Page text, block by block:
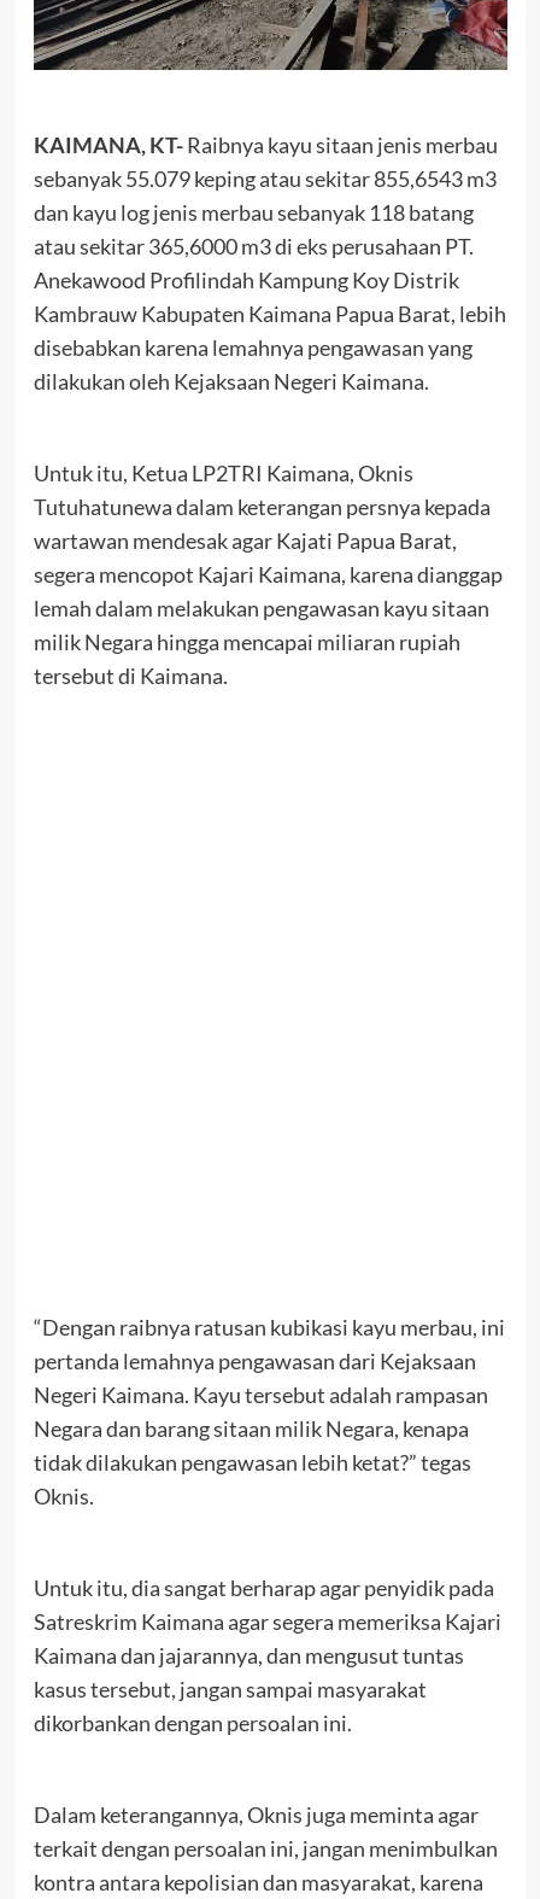
KAIMANA, KT-Raibnya kayu sitaan jenis merbau
sebanyak 55.079 keping atau sekitar 855,6543 m3
dan kayu log jenis merbau sebanyak 118 batang
atau sekitar 365,6000 m3 di eks perusahaan PT.
Anekawood Profilindah Kampung Koy Distrik
Kambrauw Kabupaten Kaimana Papua Barat, lebih
disebabkan karena lemahnya pengawasan yang
dilakukan oleh Kejaksaan Negeri Kaimana.
Untuk itu, Ketua LP2TRI Kaimana, Oknis
Tutuhatunewa dalam keterangan persnya kepada
wartawan mendesak agar Kajati Papua Barat,
segera mencopot Kajari Kaimana, karena dianggap
lemah dalam melakukan pengawasan kayu sitaan
milik Negara hingga mencapai miliaran rupiah
tersebut di Kaimana.
“Dengan raibnya ratusan kubikasi kayu merbau, ini
pertanda lemahnya pengawasan dari Kejaksaan
Negeri Kaimana. Kayu tersebut adalah rampasan
Negara dan barang sitaan milik Negara, kenapa
tidak dilakukan pengawasan lebih ketat?” tegas
Oknis.
Untuk itu, dia sangat berharap agar penyidik pada
Satreskrim Kaimana agar segera memeriksa Kajari
Kaimana dan jajarannya, dan mengusut tuntas
kasus tersebut, jangan sampai masyarakat
dikorbankan dengan persoalan ini.
Dalam keterangannya, Oknis juga meminta agar
terkait dengan persoalan ini, jangan menimbulkan
kontra antara kepolisian dan masyarakat, karena